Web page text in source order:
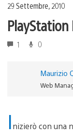
29 Settembre, 2010
PlayStation
1 0
Maurizio
Web
Inizierò con una